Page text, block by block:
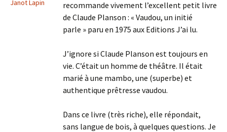
Janot Lapin
recommande vivement l’excellent petit livre
de Claude Planson : « Vaudou, un initié
parle » paru en 1975 aux Editions J’ai lu.
J’ignore si Claude Planson est toujours en
vie. C’était un homme de théâtre. Il était
marié à une mambo, une (superbe) et
authentique prêtresse vaudou.
Dans ce livre (très riche), elle répondait,
sans langue de bois, à quelques questions. Je